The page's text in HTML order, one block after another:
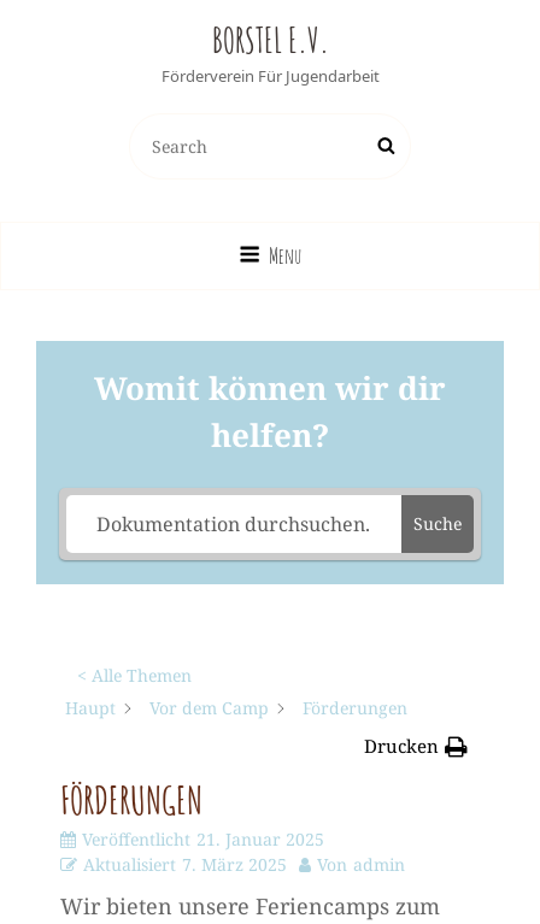
BORSTEL E.V.
Förderverein Für Jugendarbeit
for:
Menu
Womit können wir dir
helfen?
Suche
< Alle Themen
Haupt
Vor dem Camp Förderungen
Drucken
FÖRDERUNGEN
Veröffentlicht 21. Januar 2025
Aktualisiert 7. März 2025 Von admin
Wir bieten unsere Feriencamps zum